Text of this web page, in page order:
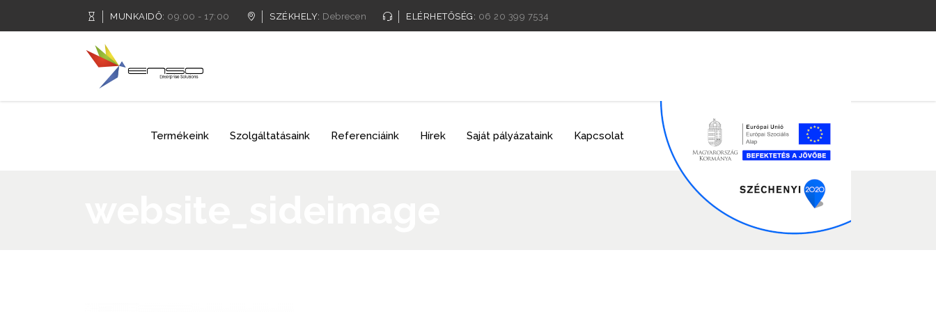
MUNKAIDŐ: 09:00 - 17:00 SZÉKHELY: Debrecen ELÉRHETŐSÉG: 06 20 399 7534
Termékeink Szolgáltatásaink Referenciáink Hírek Saját pályázataink Kapcsolat